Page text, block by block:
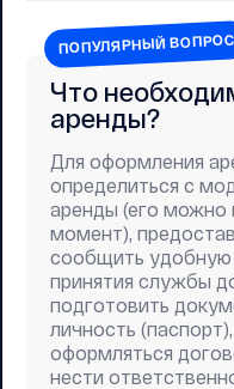
ПОПУЛЯРНЫЙ ВОПРОС
Что
аренды?
Для оформления
определиться с
аренды (его можно
момент),
сообщить удобную
принятия службы
подготовить
личность
оформляться
нести